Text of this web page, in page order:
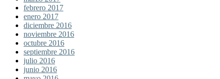
febrero 2017
enero 2017
diciembre 2016
noviembre 2016
octubre 2016
septiembre 2016
julio 2016
junio 2016